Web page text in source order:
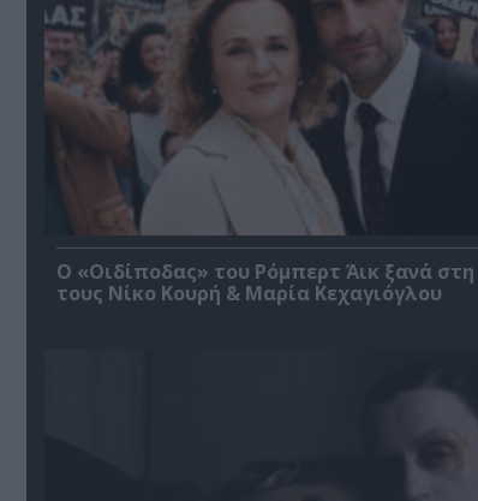
O «Οιδίποδας» του Ρόμπερτ Άικ ξανά
τους Νίκο Κουρή & Μαρία Κεχαγιόγλου